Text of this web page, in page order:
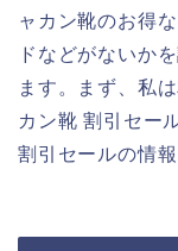
ャカン靴のお得
ドなどがないか
ます。まず、私
カン靴 割引セー
割引セールの情